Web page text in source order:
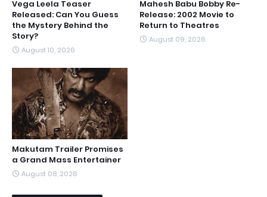
Vega Leela Teaser
Released: Can You Guess
the Mystery Behind the
Story?
August 10, 2026
Mahesh Babu Bobby Re-
Release: 2002 Movie to
Return to Theatres
August 09, 2026
Makutam Trailer Promises
a Grand Mass Entertainer
August 08, 2026